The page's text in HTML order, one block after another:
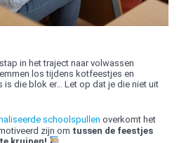
in het traject naar volwassen
los tijdens kotfeestjes en
is die blok er… Let op dat je die niet uit
schoolspullen overkomt het
zijn om tussen de feestjes